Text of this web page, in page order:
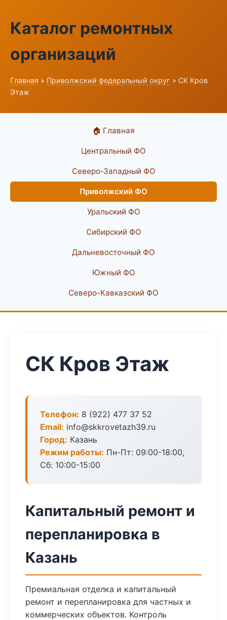
Каталог ремонтных
организаций
Главная » Приволжский федеральный округ » СК Кров
Этаж
🏠 Главная
Центральный ФО
Северо-Западный ФО
Приволжский ФО
Уральский ФО
Сибирский ФО
Дальневосточный ФО
Южный ФО
Северо-Кавказский ФО
СК Кров Этаж
Телефон: 8 (922) 477 37 52
Email: info@skkrovetazh39.ru
Город: Казань
Режим работы: Пн-Пт: 09:00-18:00,
Сб: 10:00-15:00
Капитальный ремонт и
перепланировка в
Казань
Премиальная отделка и капитальный
ремонт и перепланировка для частных и
коммерческих объектов. Контроль